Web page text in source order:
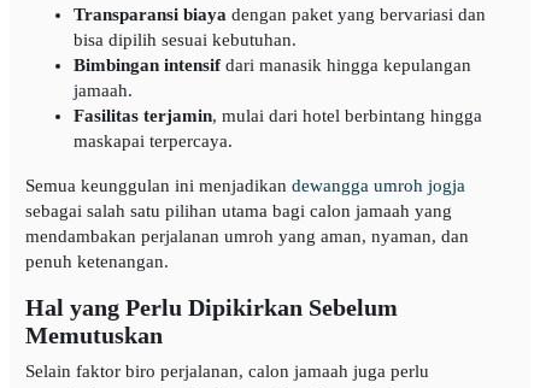
Transparansi biaya dengan paket yang bervariasi dan
bisa dipilih sesuai kebutuhan.
Bimbingan intensifdari manasik hingga kepulangan
jamaah.
Fasilitas terjamin, mulai dari hotel berbintang hingga
maskapai terpercaya.
Semua keunggulan ini menjadikan dewangga umroh jogja
sebagai salah satu pilihan utama bagi calon jamaah yang
mendambakan perjalanan umroh yang aman, nyaman, dan
penuh ketenangan.
Hal yang Perlu Dipikirkan Sebelum
Memutuskan
Selain faktor biro perjalanan, calon jamaah juga perlu